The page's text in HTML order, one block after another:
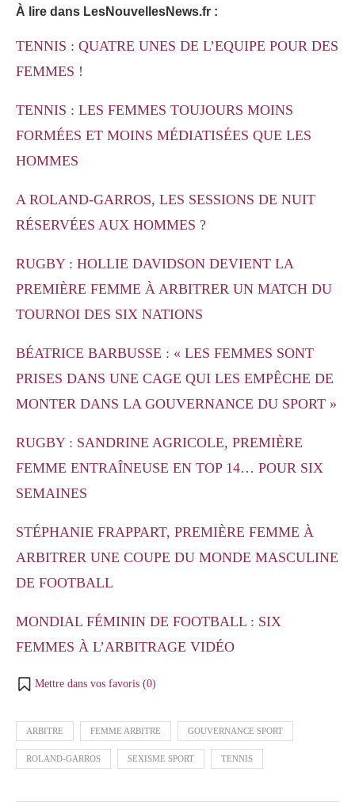
À lire dans LesNouvellesNews.fr :
TENNIS : QUATRE UNES DE L’EQUIPE POUR DES
FEMMES !
TENNIS : LES FEMMES TOUJOURS MOINS
FORMÉES ET MOINS MÉDIATISÉES QUE LES
HOMMES
A ROLAND-GARROS, LES SESSIONS DE NUIT
RÉSERVÉES AUX HOMMES ?
RUGBY : HOLLIE DAVIDSON DEVIENT LA
PREMIÈRE FEMME À ARBITRER UN MATCH DU
TOURNOI DES SIX NATIONS
BÉATRICE BARBUSSE : « LES FEMMES SONT
PRISES DANS UNE CAGE QUI LES EMPÊCHE DE
MONTER DANS LA GOUVERNANCE DU SPORT »
RUGBY : SANDRINE AGRICOLE, PREMIÈRE
FEMME ENTRAÎNEUSE EN TOP 14… POUR SIX
SEMAINES
STÉPHANIE FRAPPART, PREMIÈRE FEMME À
ARBITRER UNE COUPE DU MONDE MASCULINE
DE FOOTBALL
MONDIAL FÉMININ DE FOOTBALL : SIX
FEMMES À L’ARBITRAGE VIDÉO
Mettre dans vos favoris (0)
ARBITRE FEMME ARBITRE GOUVERNANCE SPORT
ROLAND-GARROS SEXISME SPORT TENNIS